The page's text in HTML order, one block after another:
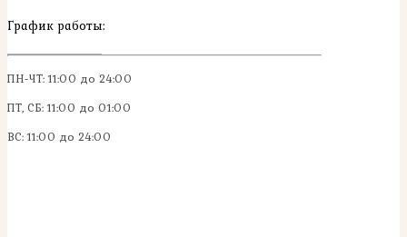
График работы:
ПН-ЧТ: 11:00 до 24:00
ПТ, СБ: 11:00 до 01:00
ВС: 11:00 до 24:00